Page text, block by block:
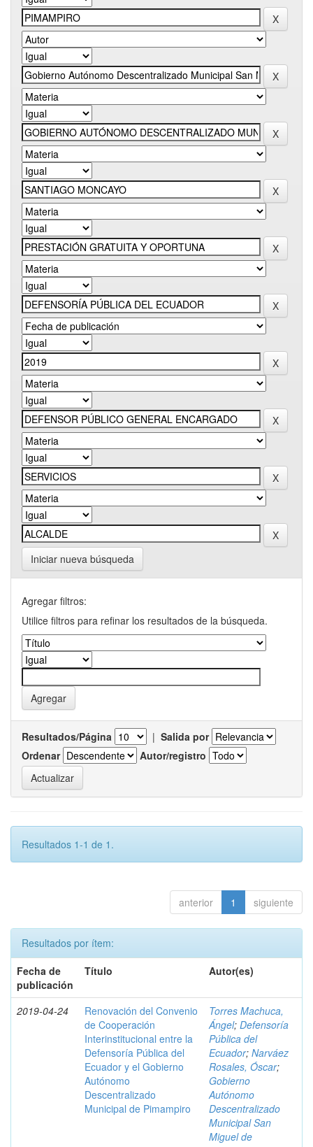
Iniciar nueva búsqueda
Agregar filtros:
Utilice filtros para refinar los resultados de la búsqueda.
Resultados/Página | Salida por
Ordenar
Autor/registro
Resultados 1-1 de 1.
anterior 1 siguiente
Resultados por ítem:
Fecha de
publicación
Título Autor(es)
2019-04-24
Renovación del Convenio
de Cooperación
Interinstitucional entre la
Defensoría Pública del
Ecuador y el Gobierno
Autónomo
Descentralizado
Municipal de Pimampiro
Torres Machuca,
Ángel; Defensoría
Pública del
Ecuador; Narváez
Rosales, Óscar;
Gobierno
Autónomo
Descentralizado
Municipal San
Miguel de